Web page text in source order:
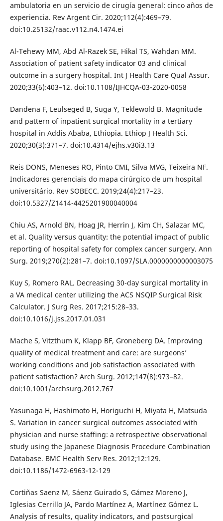
ambulatoria en un servicio de cirugía general: cinco años de
experiencia. Rev Argent Cir. 2020;112(4):469–79.
doi:10.25132/raac.v112.n4.1474.ei
Al-Tehewy MM, Abd Al-Razek SE, Hikal TS, Wahdan MM.
Association of patient safety indicator 03 and clinical
outcome in a surgery hospital. Int J Health Care Qual Assur.
2020;33(6):403–12. doi:10.1108/IJHCQA-03-2020-0058
Dandena F, Leulseged B, Suga Y, Teklewold B. Magnitude
and pattern of inpatient surgical mortality in a tertiary
hospital in Addis Ababa, Ethiopia. Ethiop J Health Sci.
2020;30(3):371–7. doi:10.4314/ejhs.v30i3.13
Reis DONS, Meneses RO, Pinto CMI, Silva MVG, Teixeira NF.
Indicadores gerenciais do mapa cirúrgico de um hospital
universitário. Rev SOBECC. 2019;24(4):217–23.
doi:10.5327/Z1414-4425201900040004
Chiu AS, Arnold BN, Hoag JR, Herrin J, Kim CH, Salazar MC,
et al. Quality versus quantity: the potential impact of public
reporting of hospital safety for complex cancer surgery. Ann
Surg. 2019;270(2):281–7. doi:10.1097/SLA.0000000000003075
Kuy S, Romero RAL. Decreasing 30-day surgical mortality in
a VA medical center utilizing the ACS NSQIP Surgical Risk
Calculator. J Surg Res. 2017;215:28–33.
doi:10.1016/j.jss.2017.01.031
Mache S, Vitzthum K, Klapp BF, Groneberg DA. Improving
quality of medical treatment and care: are surgeons’
working conditions and job satisfaction associated with
patient satisfaction? Arch Surg. 2012;147(8):973–82.
doi:10.1001/archsurg.2012.767
Yasunaga H, Hashimoto H, Horiguchi H, Miyata H, Matsuda
S. Variation in cancer surgical outcomes associated with
physician and nurse staffing: a retrospective observational
study using the Japanese Diagnosis Procedure Combination
Database. BMC Health Serv Res. 2012;12:129.
doi:10.1186/1472-6963-12-129
Cortiñas Saenz M, Sáenz Guirado S, Gámez Moreno J,
Iglesias Cerrillo JA, Pardo Martínez A, Martínez Gómez L.
Analysis of results, quality indicators, and postsurgical